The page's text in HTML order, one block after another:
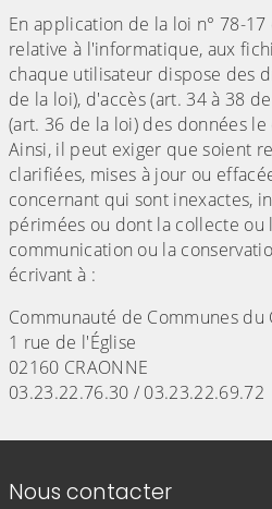
En application de la loi n° 78-
relative à l'informatique, aux
chaque utilisateur dispose des
de la loi), d'accès (art. 34 à 38
(art. 36 de la loi) des données le
Ainsi, il peut exiger que soient
clarifiées, mises à jour ou
concernant qui sont inexactes,
périmées ou dont la collecte ou
communication ou la
écrivant à :
Communauté de Communes du
1 rue de l'Église
02160 CRAONNE
03.23.22.76.30 / 03.23.22.69.72
Informations de
Nous contacter